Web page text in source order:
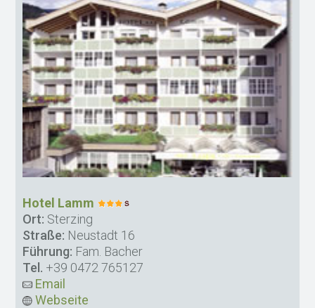
Hotel Lamm
Ort: Sterzing
Straße: Neustadt 16
Führung: Fam. Bacher
Tel. +39 0472 765127
Email
Webseite